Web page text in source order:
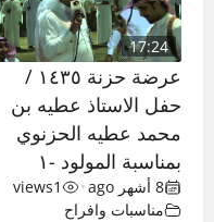
17:24
عرضة حزنة ١٤٣٥ /
حفل الاستاذ عطيه بن
محمد عطيه الحزنوي
بمناسبة المولود -١
8 أشهر ago •
1
views
مناسبات وافراح